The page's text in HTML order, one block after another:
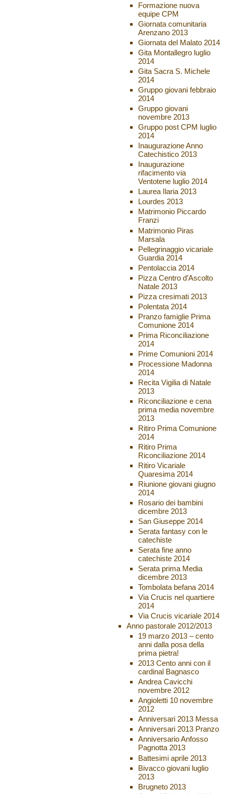
Formazione nuova
equipe CPM
Giornata comunitaria
Arenzano 2013
Giornata del Malato 2014
Gita Montallegro luglio
2014
Gita Sacra S. Michele
2014
Gruppo giovani febbraio
2014
Gruppo giovani
novembre 2013
Gruppo post CPM luglio
2014
Inaugurazione Anno
Catechistico 2013
Inaugurazione
rifacimento via
Ventotene luglio 2014
Laurea Ilaria 2013
Lourdes 2013
Matrimonio Piccardo
Franzi
Matrimonio Piras
Marsala
Pellegrinaggio vicariale
Guardia 2014
Pentolaccia 2014
Pizza Centro d’Ascolto
Natale 2013
Pizza cresimati 2013
Polentata 2014
Pranzo famiglie Prima
Comunione 2014
Prima Riconciliazione
2014
Prime Comunioni 2014
Processione Madonna
2014
Recita Vigilia di Natale
2013
Riconciliazione e cena
prima media novembre
2013
Ritiro Prima Comunione
2014
Ritiro Prima
Riconciliazione 2014
Ritiro Vicariale
Quaresima 2014
Riunione giovani giugno
2014
Rosario dei bambini
dicembre 2013
San Giuseppe 2014
Serata fantasy con le
catechiste
Serata fine anno
catechiste 2014
Serata prima Media
dicembre 2013
Tombolata befana 2014
Via Crucis nel quartiere
2014
Via Crucis vicariale 2014
Anno pastorale 2012/2013
19 marzo 2013 – cento
anni dalla posa della
prima pietra!
2013 Cento anni con il
cardinal Bagnasco
Andrea Cavicchi
novembre 2012
Angioletti 10 novembre
2012
Anniversari 2013 Messa
Anniversari 2013 Pranzo
Anniversario Anfosso
Pagnotta 2013
Battesimi aprile 2013
Bivacco giovani luglio
2013
Brugneto 2013